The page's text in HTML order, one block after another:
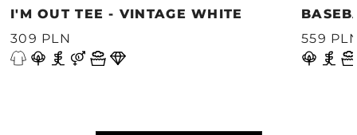
I'M OUT TEE - VINTAGE WHITE
309 PLN
559